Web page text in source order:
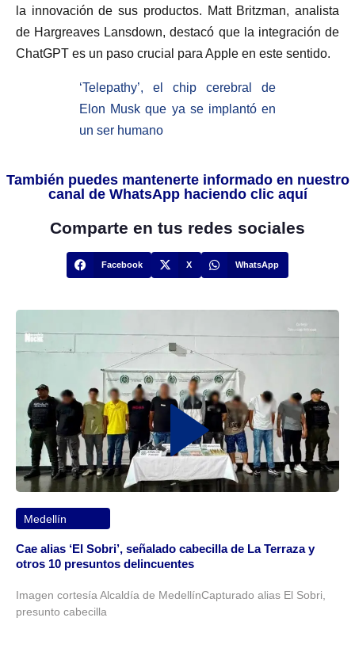
la innovación de sus productos. Matt Britzman, analista
de Hargreaves Lansdown, destacó que la integración de
ChatGPT es un paso crucial para Apple en este sentido.
‘Telepathy’, el chip cerebral de
Elon Musk que ya se implantó en
un ser humano
También puedes mantenerte informado en nuestro
canal de WhatsApp haciendo clic aquí
Comparte en tus redes sociales
Facebook X WhatsApp
Medellín
Cae alias ‘El Sobri’, señalado cabecilla de La Terraza y
otros 10 presuntos delincuentes
Imagen cortesía Alcaldía de MedellínCapturado alias El Sobri,
presunto cabecilla